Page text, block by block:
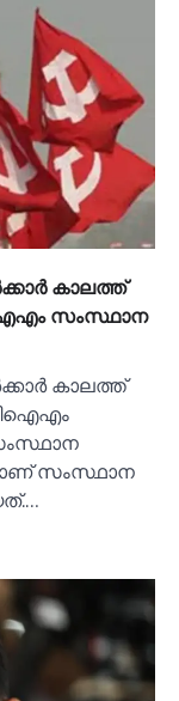
കാലത്ത്
സംസ്ഥാന
കാലത്ത്
സംസ്ഥാന